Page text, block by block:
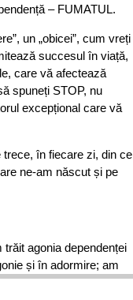
– FUMATUL.
un „obicei”, cum vreți
succesul în viață,
care vă afectează
spuneți STOP, nu
excepțional care vă
în fiecare zi, din ce
ne-am născut și pe
agonia dependenței
și în adormire; am
bucuria, liniștea,